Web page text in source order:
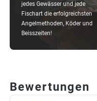
jedes Gewässer und jede
Fischart die erfolgreichsten
Angelmethoden, Köder und
Beisszeiten!
Bewertungen